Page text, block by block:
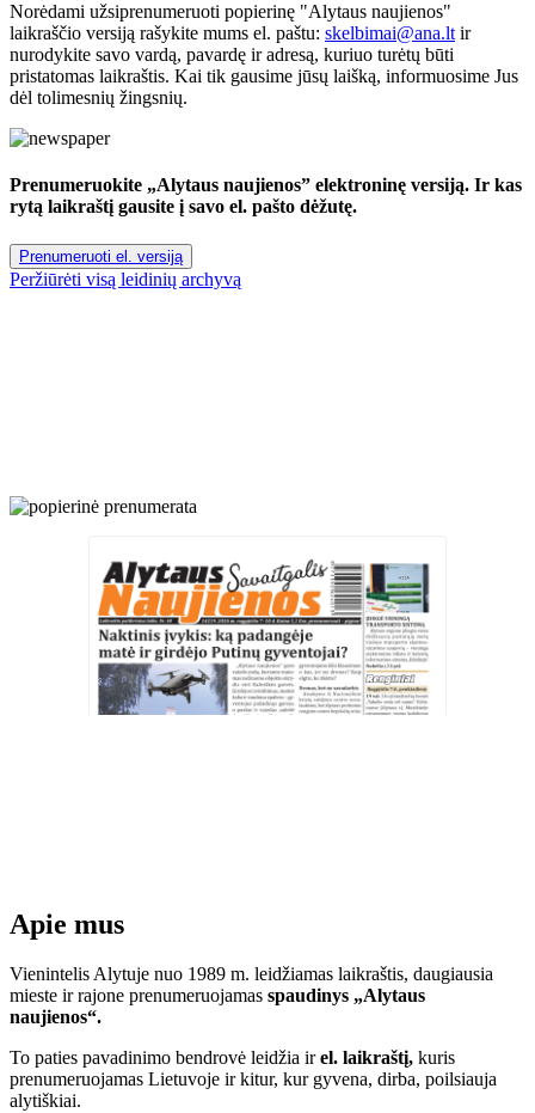
Norėdami užsiprenumeruoti popierinę "Alytaus naujienos"
laikraščio versiją rašykite mums el. paštu: skelbimai@ana.lt ir
nurodykite savo vardą, pavardę ir adresą, kuriuo turėtų būti
pristatomas laikraštis. Kai tik gausime jūsų laišką, informuosime Jus
dėl tolimesnių žingsnių.
Prenumeruokite „Alytaus naujienos” elektroninę versiją. Ir kas
rytą laikraštį gausite į savo el. pašto dėžutę.
Prenumeruoti el. versiją
Peržiūrėti visą leidinių archyvą
Apie mus
Vienintelis Alytuje nuo 1989 m. leidžiamas laikraštis, daugiausia
mieste ir rajone prenumeruojamas spaudinys „Alytaus
naujienos“.
To paties pavadinimo bendrovė leidžia irel. laikraštį, kuris
prenumeruojamas Lietuvoje ir kitur, kur gyvena, dirba, poilsiauja
alytiškiai.